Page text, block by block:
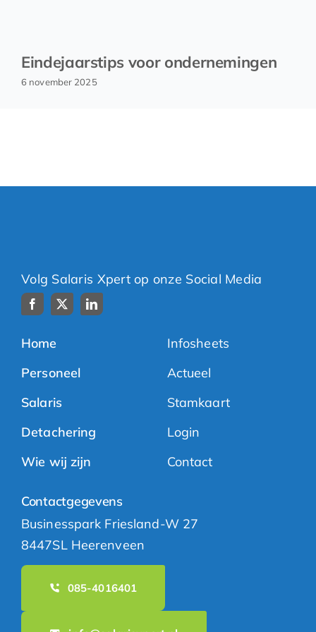
Eindejaarstips voor ondernemingen
6 november 2025
Volg Salaris Xpert op onze Social Media
Home
Personeel
Salaris
Detachering
Wie wij zijn
Infosheets
Actueel
Stamkaart
Login
Contact
Contactgegevens
Businesspark Friesland-W 27
8447SL Heerenveen
085-4016401